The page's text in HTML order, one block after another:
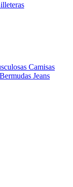
Camisas
Bermudas Jeans